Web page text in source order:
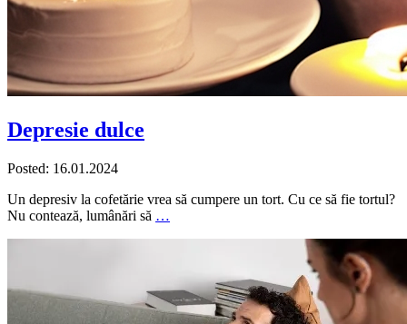
Depresie dulce
Posted: 16.01.2024
Un depresiv la cofetărie vrea să cumpere un tort. Cu ce să fie tortul?
Nu contează, lumânări să …